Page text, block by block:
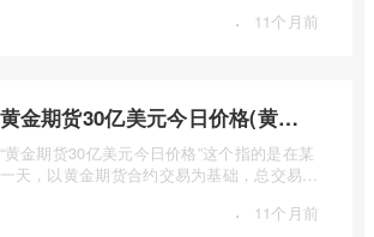
· 11个月前
黄金期货30亿美元今日价格(黄金期货30亿美元今日价格走势)
“黄金期货30亿美元今日价格”这个指的是在某
一天，以黄金期货合约交易为基础，总交易价
· 11个月前